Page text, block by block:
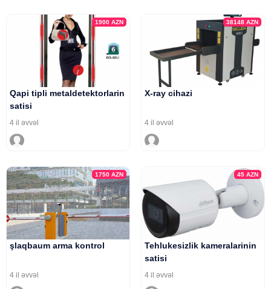
1900AZN
Qapi tipli metaldetektorlarin
satisi
4 il əvvəl
38148 AZN
X-ray cihazi
4 il əvvəl
1750AZN
şlaqbaum arma kontrol
4 il əvvəl
45 AZN
Tehlukesizlik kameralarinin
satisi
4 il əvvəl